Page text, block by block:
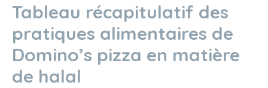
Tableau récapitulatif des
pratiques alimentaires de
Domino’s pizza en matière
de halal